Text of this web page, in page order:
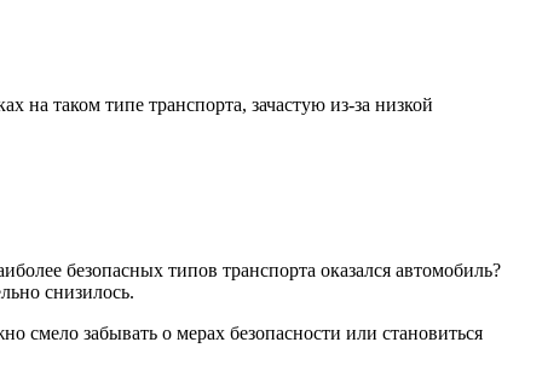
на таком типе транспорта, зачастую из-за низкой
безопасных типов транспорта оказался автомобиль?
снизилось.
смело забывать о мерах безопасности или становиться